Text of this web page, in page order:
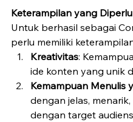
Keterampilan yang
Untuk berhasil sebagai
perlu memiliki
Kreativitas:
ide konten yang unik
Kemampuan Menulis
dengan jelas,
dengan target